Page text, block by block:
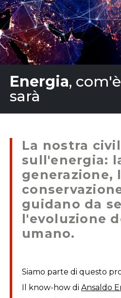
Energia,
sarà
La nostra
sull'energia:
generazione,
guidano da
l'evoluzione
umano.
Siamo parte di questo
Il know-how di Ansaldo